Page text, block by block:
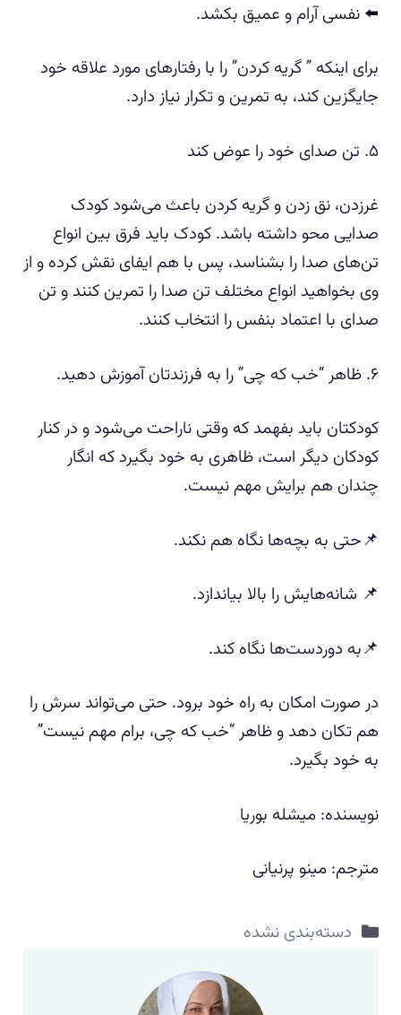
⬅️ نفسی آرام و عمیق بکشد.
برای اینکه ” گریه کردن” را با رفتارهای مورد علاقه خود
جایگزین کند، به تمرین و تکرار نیاز دارد.
۵. تن صدای خود را عوض کند
غرزدن، نق زدن و گریه کردن باعث می‌شود کودک
صدایی محو داشته باشد. کودک باید فرق بین انواع
تن‌های صدا را بشناسد، پس با هم ایفای نقش کرده و از
وی بخواهید انواع مختلف تن صدا را تمرین کنند و تن
صدای با اعتماد بنفس را انتخاب کنند.
۶. ظاهر “خب که چی” را به فرزندتان آموزش دهید.
کودکتان باید بفهمد که وقتی ناراحت می‌شود و در کنار
کودکان دیگر است، ظاهری به خود بگیرد که انگار
چندان هم برایش مهم نیست.
📌حتی به بچه‌ها نگاه هم نکند.
📌 شانه‌هایش را بالا بیاندازد.
📌به دوردست‌ها نگاه کند.
در صورت امکان به راه خود برود. حتی می‌تواند سرش را
هم تکان دهد و ظاهر “خب که چی، برام مهم نیست”
به خود بگیرد.
نویسنده: میشله بوریا
مترجم: مینو پرنیانی
دسته‌ها
دسته‌بندی نشده